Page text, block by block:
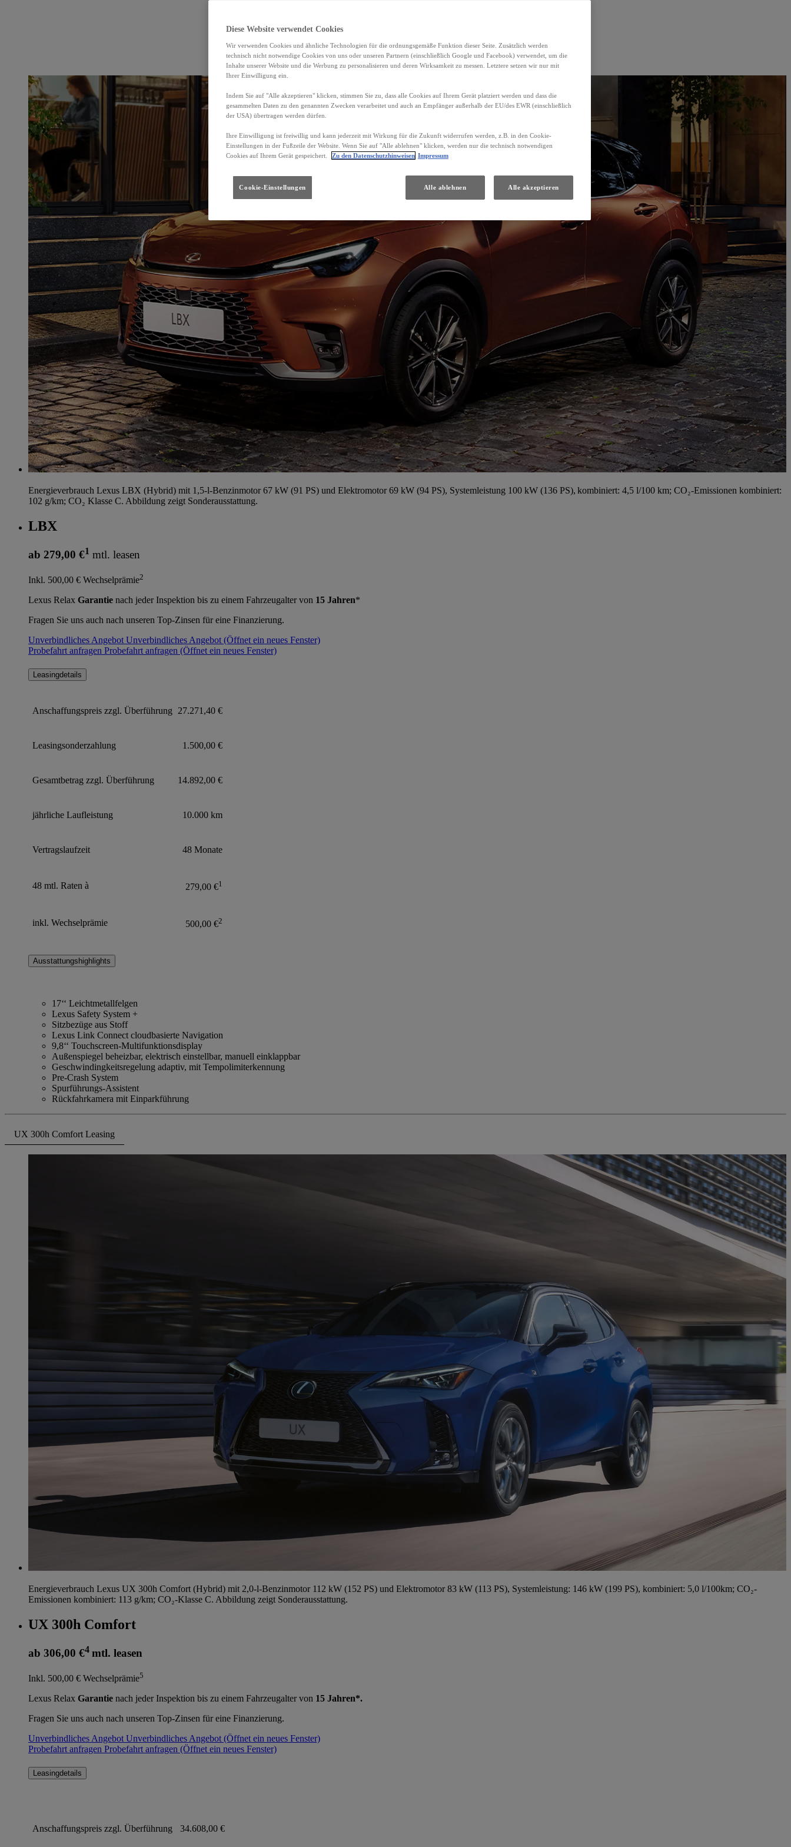
Energieverbrauch Lexus LBX (Hybrid) mit 1,5-l-Benzinmotor 67 kW (91 PS) und Elektromotor 69 kW (94 PS), Systemleistung 100 kW (136 PS), kombiniert: 4,5 l/100 km; CO₂-Emissionen kombiniert:
102 g/km; CO₂ Klasse C. Abbildung zeigt Sonderausstattung.
LBX
ab 279,00 €1 mtl. leasen
Inkl. 500,00 € Wechselprämie2
Lexus Relax Garantie nach jeder Inspektion bis zu einem Fahrzeugalter von 15 Jahren*
Fragen Sie uns auch nach unseren Top-Zinsen für eine Finanzierung.
Unverbindliches Angebot Unverbindliches Angebot (Öffnet ein neues Fenster)
Probefahrt anfragen Probefahrt anfragen (Öffnet ein neues Fenster)
Leasingdetails
Anschaffungspreis zzgl. Überführung 27.271,40 €
Leasingsonderzahlung 1.500,00 €
Gesamtbetrag zzgl. Überführung 14.892,00 €
jährliche Laufleistung 10.000 km
Vertragslaufzeit 48 Monate
48 mtl. Raten à 279,00 €1
inkl. Wechselprämie 500,00 €2
Ausstattungshighlights
17‘‘ Leichtmetallfelgen
Lexus Safety System +
Sitzbezüge aus Stoff
Lexus Link Connect cloudbasierte Navigation
9,8‘‘ Touchscreen-Multifunktionsdisplay
Außenspiegel beheizbar, elektrisch einstellbar, manuell einklappbar
Geschwindingkeitsregelung adaptiv, mit Tempolimiterkennung
Pre-Crash System
Spurführungs-Assistent
Rückfahrkamera mit Einparkführung
UX 300h Comfort Leasing
Energieverbrauch Lexus UX 300h Comfort (Hybrid) mit 2,0-l-Benzinmotor 112 kW (152 PS) und Elektromotor 83 kW (113 PS), Systemleistung: 146 kW (199 PS), kombiniert: 5,0 l/100km; CO₂-
Emissionen kombiniert: 113 g/km; CO₂-Klasse C. Abbildung zeigt Sonderausstattung.
UX 300h Comfort
ab 306,00 €4 mtl. leasen
Inkl. 500,00 € Wechselprämie5
Lexus Relax Garantie nach jeder Inspektion bis zu einem Fahrzeugalter von 15 Jahren*.
Fragen Sie uns auch nach unseren Top-Zinsen für eine Finanzierung.
Unverbindliches Angebot Unverbindliches Angebot (Öffnet ein neues Fenster)
Probefahrt anfragen Probefahrt anfragen (Öffnet ein neues Fenster)
Leasingdetails
Anschaffungspreis zzgl. Überführung 34.608,00 €
Diese Website verwendet Cookies
Wir verwenden Cookies und ähnliche Technologien für die ordnungsgemäße Funktion dieser Seite. Zusätzlich werden
technisch nicht notwendige Cookies von uns oder unseren Partnern (einschließlich Google und Facebook) verwendet, um die
Inhalte unserer Website und die Werbung zu personalisieren und deren Wirksamkeit zu messen. Letztere setzen wir nur mit
Ihrer Einwilligung ein.
Indem Sie auf "Alle akzeptieren" klicken, stimmen Sie zu, dass alle Cookies auf Ihrem Gerät platziert werden und dass die
gesammelten Daten zu den genannten Zwecken verarbeitet und auch an Empfänger außerhalb der EU/des EWR (einschließlich
der USA) übertragen werden dürfen.
Ihre Einwilligung ist freiwillig und kann jederzeit mit Wirkung für die Zukunft widerrufen werden, z.B. in den Cookie-
Einstellungen in der Fußzeile der Website. Wenn Sie auf "Alle ablehnen" klicken, werden nur die technisch notwendigen
Cookies auf Ihrem Gerät gespeichert.
Zu den Datenschutzhinweisen Impressum
Cookie-Einstellungen Alle ablehnen Alle akzeptieren